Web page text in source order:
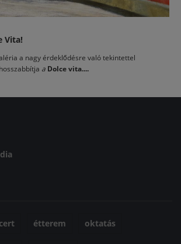
Vita!
a nagy érdeklődésre való tekintettel
a Dolce vita....
étterem oktatás